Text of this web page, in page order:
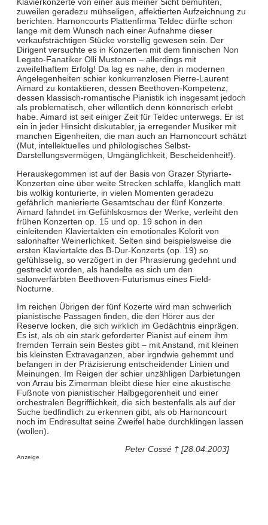
Klavierkonzerte von einer aus meiner Sicht bemühten,
zuweilen geradezu mühseligen, affektierten Aufzeichnung zu
berichten. Harnoncourts Plattenfirma Teldec dürfte schon
lange mit dem Wunsch nach einer Aufnahme dieser
verkaufsträchtigen Stücke vorstellig gewesen sein. Der
Dirigent versuchte es in Konzerten mit dem finnischen Non
Legato-Fanatiker Olli Mustonen – allerdings mit
zweifelhaftem Erfolg! Da lag es nahe, den in modernen
Angelegenheiten schier konkurrenzlosen Pierre-Laurent
Aimard zu kontaktieren, dessen Beethoven-Kompetenz,
dessen klassisch-romantische Pianistik ich insgesamt jedoch
als problematisch, eher willentlich denn könnerisch erlebt
habe. Aimard ist seit einiger Zeit für Teldec unterwegs. Er ist
ein in jeder Hinsicht diskutabler, ja erregender Musiker mit
manchen Eigenheiten, die man auch an Harnoncourt schätzt
(Mut, intellektuelles und philologisches Selbst-
Darstellungsvermögen, Umgänglichkeit, Bescheidenheit!).
Herauskegommen ist auf der Basis von Grazer Styriarte-
Konzerten eine über weite Strecken schlaffe, klanglich matt
bis wolkig konturierte, in vielen Momenten geradezu
gefährlich manierierte Gesamtschau der fünf Konzerte.
Aimard fahndet im Gefühlskosmos der Werke, verleiht den
frühen Konzerten op. 15 und op. 19 schon in den
einleitenden Klaviertakten ein emotionales Kolorit von
salonhafter Weinerlichkeit. Selten sind beispielsweise die
ersten Klaviertakte des B-Dur-Konzerts (op. 19) so
gefühlsselig, so verzögert in der Phrasierung gedehnt und
gestreckt worden, als handelte es sich um den
salonverfärbten Beethoven-Futurismus eines Field-
Nocturne.
Im reichen Übrigen der fünf Kozerte wird man schwerlich
pianistische Passagen finden, die den Hörer aus der
Reserve locken, die sich wirklich im Gedächtnis einprägen.
Es ist, als ob ein stark geforderter Pianist auf einem ihm
fremden Terrain sein Bestes gibt – mit Anstand, mit kleinen
bis kleinsten Extravaganzen, aber irgndwie gehemmt und
befangen in der Präzisierung entscheidender Linien und
Meinungen. Im Reigen der schier unzähligen Darbietungen
von Arrau bis Zimerman bleibt diese hier eine akustische
Fußnote von pianistischer Halbgegorenheit und einer
orchestralen Begrifflichkeit, die sich bestenfalls als auf der
Suche bedfindlich zu erkennen gibt, als ob Harnoncourt
noch im Endresultat seine Zweifel habe durchklingen lassen
(wollen).
Peter Cossé † [28.04.2003]
Anzeige